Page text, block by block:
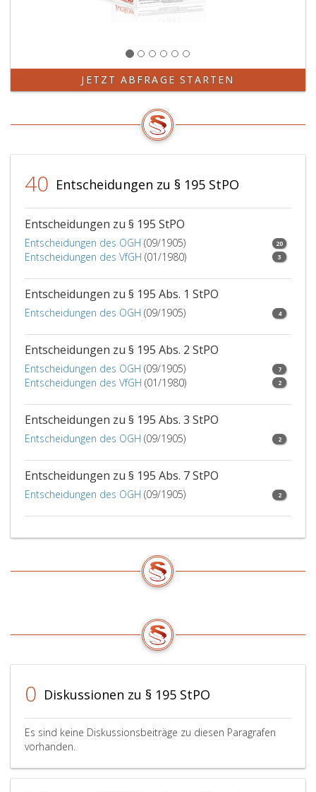
Opfers
pflegschaftsgerichtlichen
Genehmigung.
Der
Fortführung
begehrt
wird,
zu
bezeichnen.
Überdies
die
Gründe
einzeln
zu
bezeichnen,
aus
denen
die
oder
unrichtige
Anwendung
des
oder
die
Bedenken
abzuleiten
Tatsachen
Beweismittel
so
Paragraph
eins,
JETZT ABFRAGE STARTEN
40 Entscheidungen zu § 195 StPO
Entscheidungen zu § 195 StPO
Entscheidungen des OGH (09/1905) 20
Entscheidungen des VfGH (01/1980) 3
Entscheidungen zu § 195 Abs. 1 StPO
Entscheidungen des OGH (09/1905) 4
Entscheidungen zu § 195 Abs. 2 StPO
Entscheidungen des OGH (09/1905) 7
Entscheidungen des VfGH (01/1980) 2
Entscheidungen zu § 195 Abs. 3 StPO
Entscheidungen des OGH (09/1905) 2
Entscheidungen zu § 195 Abs. 7 StPO
Entscheidungen des OGH (09/1905) 2
0 Diskussionen zu § 195 StPO
Es sind keine Diskussionsbeiträge zu diesen Paragrafen
vorhanden.